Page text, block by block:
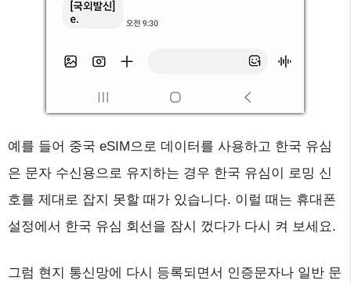
예를 들어 중국 eSIM으로 데이터를 사용하고 한국 유심
은 문자 수신용으로 유지하는 경우 한국 유심이 로밍 신
호를 제대로 잡지 못할 때가 있습니다. 이럴 때는 휴대폰
설정에서 한국 유심 회선을 잠시 껐다가 다시 켜 보세요.
그럼 현지 통신망에 다시 등록되면서 인증문자나 일반 문